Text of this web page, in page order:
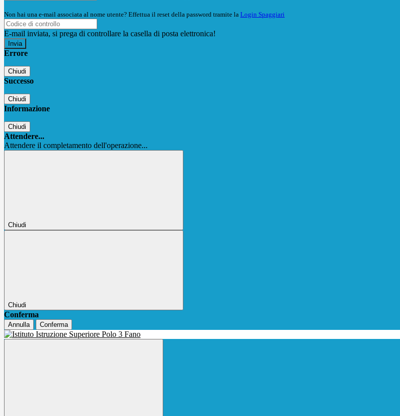
Non hai una e-mail associata al nome utente? Effettua il reset della password tramite la Login Spaggiari
E-mail inviata, si prega di controllare la casella di posta elettronica!
Errore
Chiudi
Successo
Chiudi
Informazione
Chiudi
Attendere...
Attendere il completamento dell'operazione...
Chiudi
Chiudi
Conferma
Annulla Conferma